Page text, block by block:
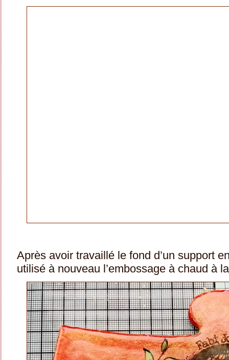
Après avoir travaillé le fond d’un support
utilisé à nouveau l’embossage à chaud à